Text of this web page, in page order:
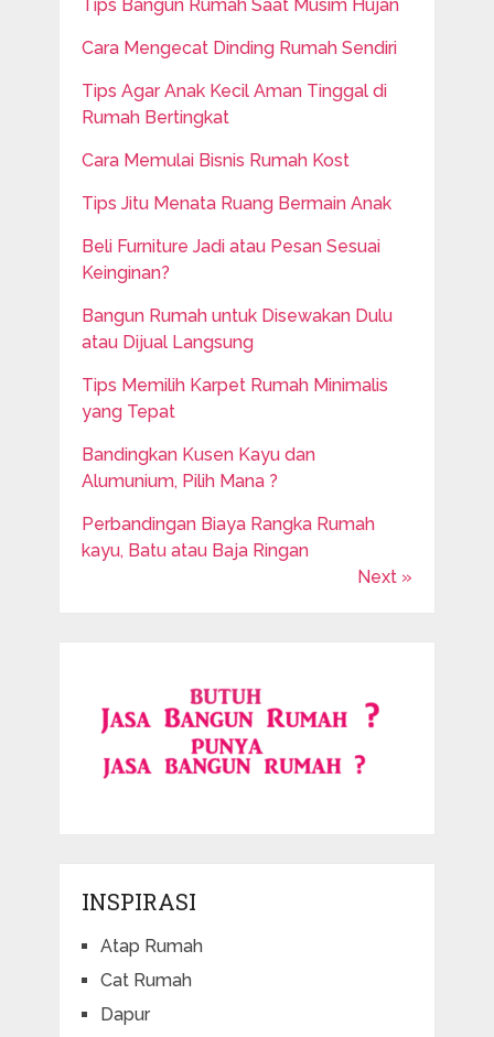
Tips Bangun Rumah Saat Musim Hujan
Cara Mengecat Dinding Rumah Sendiri
Tips Agar Anak Kecil Aman Tinggal di
Rumah Bertingkat
Cara Memulai Bisnis Rumah Kost
Tips Jitu Menata Ruang Bermain Anak
Beli Furniture Jadi atau Pesan Sesuai
Keinginan?
Bangun Rumah untuk Disewakan Dulu
atau Dijual Langsung
Tips Memilih Karpet Rumah Minimalis
yang Tepat
Bandingkan Kusen Kayu dan
Alumunium, Pilih Mana ?
Perbandingan Biaya Rangka Rumah
kayu, Batu atau Baja Ringan
Next »
INSPIRASI
Atap Rumah
Cat Rumah
Dapur